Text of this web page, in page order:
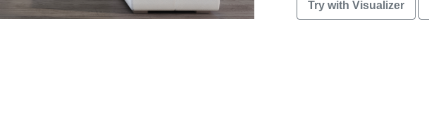
Try with Visualizer